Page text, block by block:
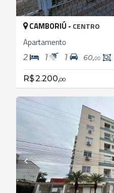
CAMBORIÚ - CENTRO
Apartamento
2 1 1 60,00
R$ 2.200,00